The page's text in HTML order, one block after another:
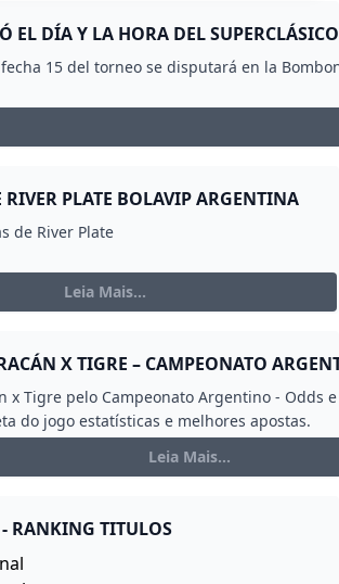
EL DÍA Y LA HORA DEL
15 del torneo se disputará en la
PLATE BOLAVIP ARGENTINA
de River Plate
Leia Mais...
X TIGRE – CAMPEONATO
x Tigre pelo Campeonato Argentino - Odds
do jogo estatísticas e melhores apostas.
Leia Mais...
RANKING TITULOS